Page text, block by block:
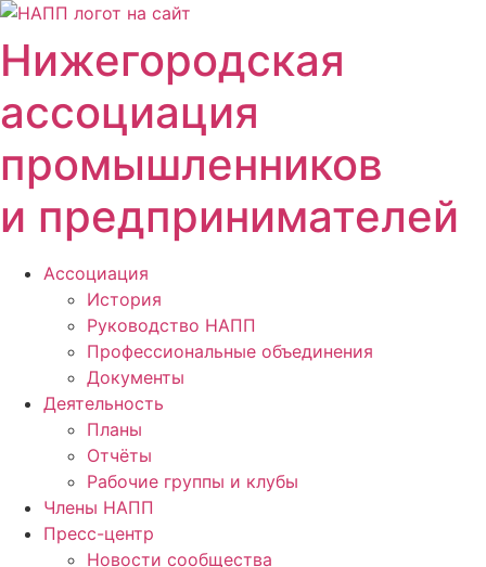
Перейти
содержимому
Нижегородская
ассоциация
промышленников
и предпринимателей
Ассоциация
История
Руководство НАПП
Профессиональные объединения
Документы
Деятельность
Планы
Отчёты
Рабочие группы и клубы
Члены НАПП
Пресс-центр
Новости сообщества